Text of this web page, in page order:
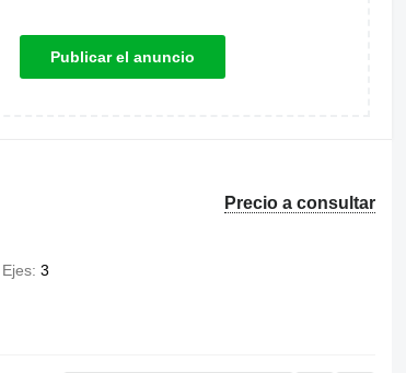
Publicar el anuncio
Precio a consultar
Ejes 3